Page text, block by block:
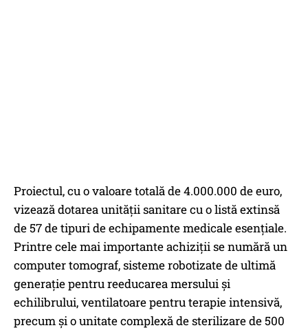
Proiectul, cu o valoare totală de 4.000.000 de euro,
vizează dotarea unității sanitare cu o listă extinsă
de 57 de tipuri de echipamente medicale esențiale.
Printre cele mai importante achiziții se numără un
computer tomograf, sisteme robotizate de ultimă
generație pentru reeducarea mersului și
echilibrului, ventilatoare pentru terapie intensivă,
precum și o unitate complexă de sterilizare de 500